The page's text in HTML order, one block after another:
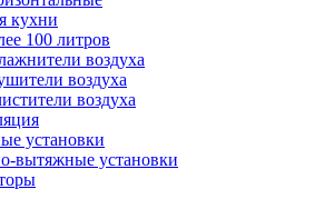
кухни
100 литров
воздуха
воздуха
воздуха
установки
вытяжные установки